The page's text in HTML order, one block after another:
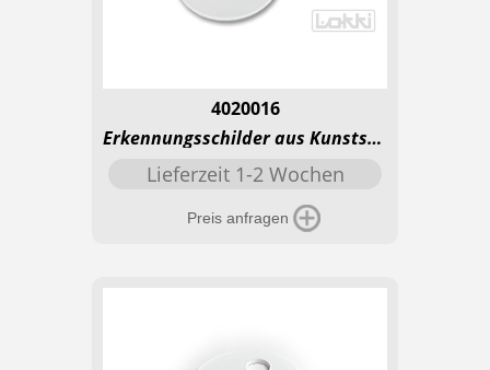
4020016
Erkennungsschilder aus Kunststoff mit Loch - Prima
Lieferzeit 1-2 Wochen
Preis anfragen